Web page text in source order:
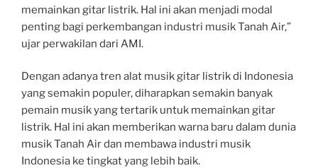
memainkan gitar listrik. Hal ini akan menjadi modal
penting bagi perkembangan industri musik Tanah Air,”
ujar perwakilan dari AMI.
Dengan adanya tren alat musik gitar listrik di Indonesia
yang semakin populer, diharapkan semakin banyak
pemain musik yang tertarik untuk memainkan gitar
listrik. Hal ini akan memberikan warna baru dalam dunia
musik Tanah Air dan membawa industri musik
Indonesia ke tingkat yang lebih baik.